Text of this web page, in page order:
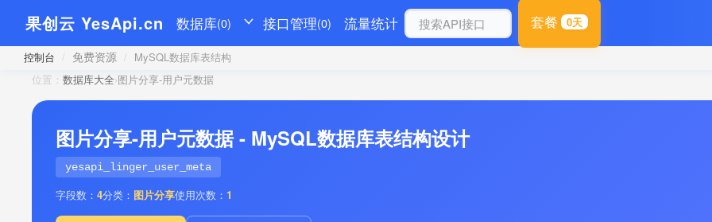
果创云 YesApi.cn 数据库(0) 接口管理(0) 流量统计 套餐 0天
控制台 / 免费资源 / MySQL数据库表结构
位置： 数据库大全›图片分享-用户元数据
图片分享-用户元数据 - MySQL数据库表结构设计
yesapi_linger_user_meta
字段数： 4分类： 图片分享使用次数： 1